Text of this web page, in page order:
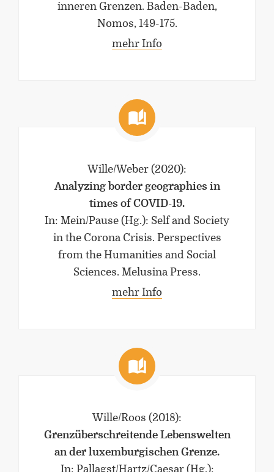
inneren Grenzen. Baden-Baden,
Nomos, 149-175.
mehr Info
Wille/Weber (2020):
Analyzing border geographies in
times of COVID-19.
In: Mein/Pause (Hg.): Self and Society
in the Corona Crisis. Perspectives
from the Humanities and Social
Sciences. Melusina Press.
mehr Info
Wille/Roos (2018):
Grenzüberschreitende Lebenswelten
an der luxemburgischen Grenze.
In: Pallagst/Hartz/Caesar (Hg.):